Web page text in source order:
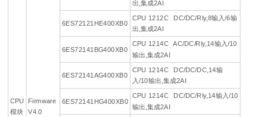
CPU
模块
Firmware
V4.0
出,集成2AI
6ES72121HE400XB0
CPU 1212C DC/DC/Rly,8输入/6输
出,集成2AI
6ES72141BG400XB0
CPU 1214C AC/DC/Rly,14输入/10
输出,集成2AI
6ES72141AG400XB0
CPU 1214C DC/DC/DC,14输
入/10输出,集成2AI
6ES72141HG400XB0
CPU 1214C DC/DC/Rly,14输入/10
输出,集成2AI